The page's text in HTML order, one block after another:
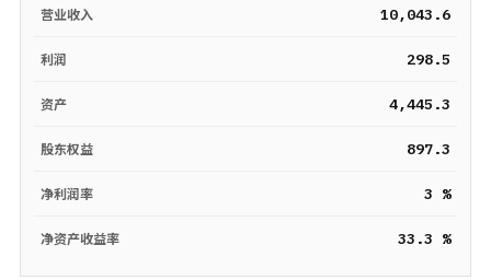
营业收入 10,043.6
利润 298.5
资产 4,445.3
股东权益 897.3
净利润率 3 %
净资产收益率 33.3 %